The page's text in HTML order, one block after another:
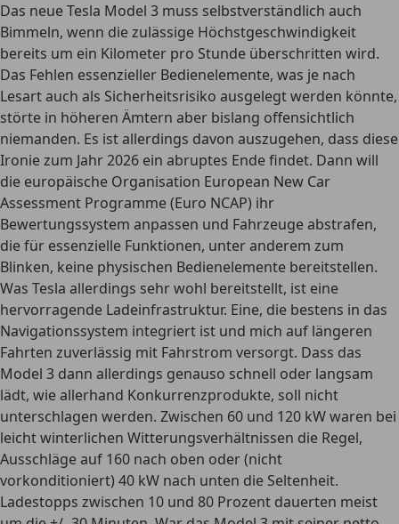
Das neue Tesla Model 3 muss selbstverständlich auch
Bimmeln, wenn die zulässige Höchstgeschwindigkeit
bereits um ein Kilometer pro Stunde überschritten wird.
Das Fehlen essenzieller Bedienelemente, was je nach
Lesart auch als Sicherheitsrisiko ausgelegt werden könnte,
störte in höheren Ämtern aber bislang offensichtlich
niemanden. Es ist allerdings davon auszugehen, dass diese
Ironie zum Jahr 2026 ein abruptes Ende findet. Dann will
die europäische Organisation European New Car
Assessment Programme (Euro NCAP) ihr
Bewertungssystem anpassen und Fahrzeuge abstrafen,
die für essenzielle Funktionen, unter anderem zum
Blinken, keine physischen Bedienelemente bereitstellen.
Was Tesla allerdings sehr wohl bereitstellt, ist eine
hervorragende Ladeinfrastruktur. Eine, die bestens in das
Navigationssystem integriert ist und mich auf längeren
Fahrten zuverlässig mit Fahrstrom versorgt. Dass das
Model 3 dann allerdings genauso schnell oder langsam
lädt, wie allerhand Konkurrenzprodukte, soll nicht
unterschlagen werden. Zwischen 60 und 120 kW waren bei
leicht winterlichen Witterungsverhältnissen die Regel,
Ausschläge auf 160 nach oben oder (nicht
vorkonditioniert) 40 kW nach unten die Seltenheit.
Ladestopps zwischen 10 und 80 Prozent dauerten meist